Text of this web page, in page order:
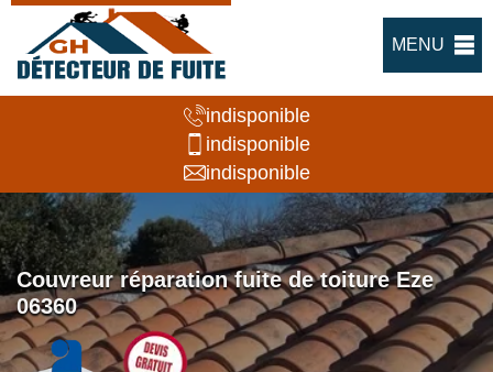
MENU
indisponible
indisponible
indisponible
Couvreur réparation fuite de toiture Eze
06360